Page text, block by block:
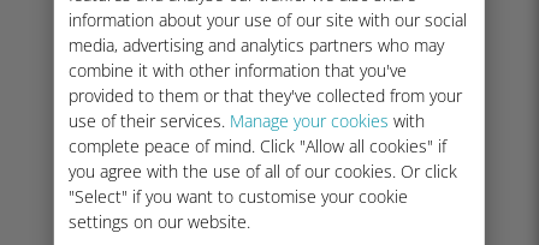
information about your use of our site with our social
media, advertising and analytics partners who may
combine it with other information that you've
provided to them or that they've collected from your
use of their services. Manage your cookies with
complete peace of mind. Click "Allow all cookies" if
you agree with the use of all of our cookies. Or click
"Select" if you want to customise your cookie
settings on our website.
Voor vertrek
Zorg ervoor dat je je Ubigi-lijn uitschakelt
en mobiele data ingeschakeld houdt op je
primaire SIM vóór je reis.